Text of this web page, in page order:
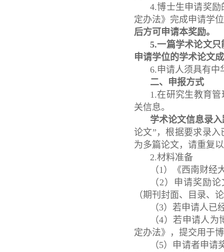
4.博士生申请奖
定办法》完成申请学
后方可申请本奖励。
5.一篇学术论文
申请学位的学术论文
6.申请人须具有中
二、申报方式
1.在研究生教育
关信息。
学术论文信息录
论文”，根据要求录
为多篇论文，请重复
2.材料准备
（1）《西南财
（2）申请奖励
（期刊封面、目录、
（3）若申请人
（4）若申请人
定办法》，提交用于
（5）申请者申